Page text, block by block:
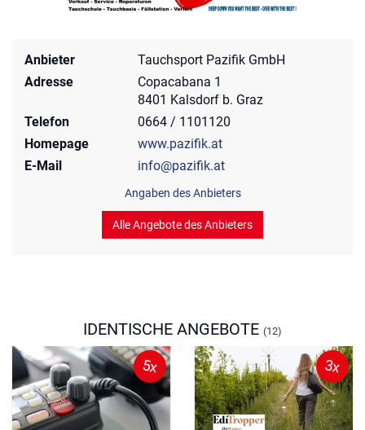
Anbieter
Tauchsport Pazifik GmbH
Adresse
Copacabana 1
8401 Kalsdorf b. Graz
Telefon
0664 / 1101120
Homepage
www.pazifik.at
E-Mail
info@pazifik.at
Angaben des Anbieters
Alle Angebote des Anbieters
IDENTISCHE ANGEBOTE (12)
5x 3x